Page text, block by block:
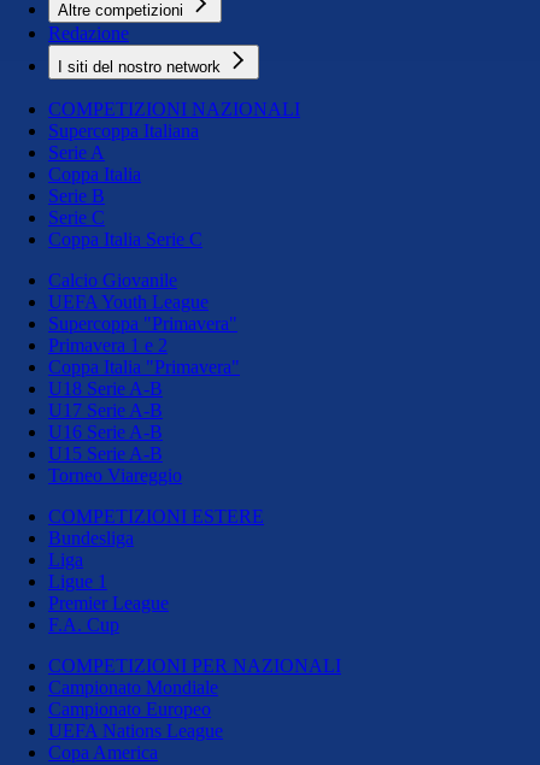
Altre competizioni
Redazione
I siti del nostro network
COMPETIZIONI NAZIONALI
Supercoppa Italiana
Serie A
Coppa Italia
Serie B
Serie C
Coppa Italia Serie C
Calcio Giovanile
UEFA Youth League
Supercoppa "Primavera"
Primavera 1 e 2
Coppa Italia "Primavera"
U18 Serie A-B
U17 Serie A-B
U16 Serie A-B
U15 Serie A-B
Torneo Viareggio
COMPETIZIONI ESTERE
Bundesliga
Liga
Ligue 1
Premier League
F.A. Cup
COMPETIZIONI PER NAZIONALI
Campionato Mondiale
Campionato Europeo
UEFA Nations League
Copa America